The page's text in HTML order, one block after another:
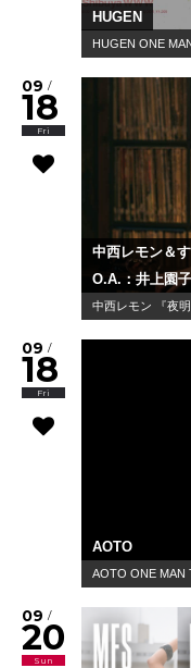
HUGEN
HUGEN ONE
09 /
18
Fri
中西レモン＆
O.A.：井上園
中西レモン 『夜
09 /
18
Fri
AOTO
AOTO ONE MAN
09 /
20
Sun